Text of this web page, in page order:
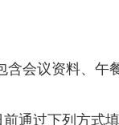
含会议资料、午
通过下列方式